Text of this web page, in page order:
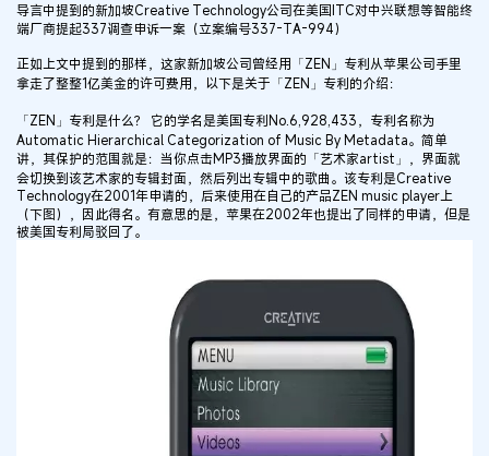
导言中提到的新加坡Creative Technology公司在美国ITC对中兴联想等智能终
端厂商提起337调查申诉一案（立案编号337-TA-994）
正如上文中提到的那样，这家新加坡公司曾经用「ZEN」专利从苹果公司手里
拿走了整整1亿美金的许可费用，以下是关于「ZEN」专利的介绍：
「ZEN」专利是什么？ 它的学名是美国专利No.6,928,433，专利名称为
Automatic Hierarchical Categorization of Music By Metadata。简单
讲，其保护的范围就是：当你点击MP3播放界面的「艺术家artist」，界面就
会切换到该艺术家的专辑封面，然后列出专辑中的歌曲。该专利是Creative
Technology在2001年申请的，后来使用在自己的产品ZEN music player上
（下图），因此得名。有意思的是，苹果在2002年也提出了同样的申请，但是
被美国专利局驳回了。